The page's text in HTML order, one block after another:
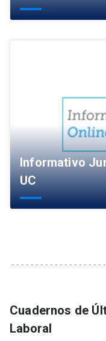
Informativo
UC
Cuadernos de
Laboral